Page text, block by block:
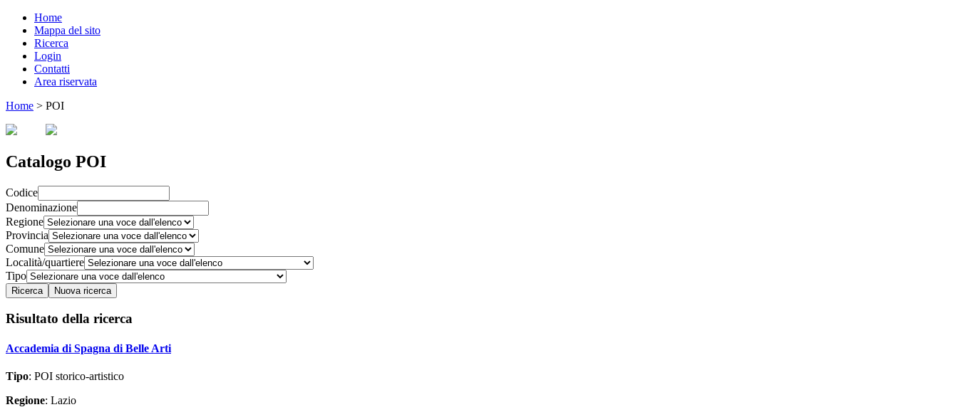
Home
Mappa del sito
Ricerca
Login
Contatti
Area riservata
Home > POI
Catalogo POI
Codice
Denominazione
Regione
Provincia
Comune
Località/quartiere
Tipo
Risultato della ricerca
Accademia di Spagna di Belle Arti
Tipo: POI storico-artistico
Regione: Lazio